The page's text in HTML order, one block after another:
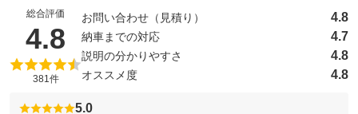
総合評価
4.8 （5点満点中）
381件
お問い合わせ（見積り） 4.8
納車までの対応 4.7
説明の分かりやすさ 4.8
オススメ度 4.8
5.0